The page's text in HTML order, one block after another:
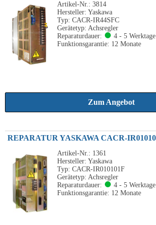
Artikel-Nr.: 3814
Hersteller: Yaskawa
Typ: CACR-IR44SFC
Gerätetyp: Achsregler
Reparaturdauer:
4 - 5 Werktage
Funktionsgarantie: 12 Monate
Zum Angebot
Artikel-Nr.: 1361
Hersteller: Yaskawa
Typ: CACR-IR010101F
Gerätetyp: Achsregler
Reparaturdauer:
4 - 5 Werktage
Funktionsgarantie: 12 Monate